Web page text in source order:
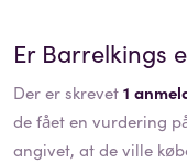
Er Barrelkings
Der er skrevet1
de fået en vurdering
angivet, at de ville